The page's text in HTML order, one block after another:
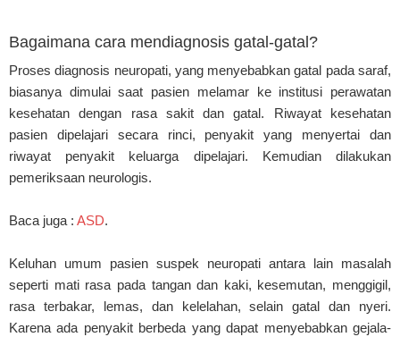
Bagaimana cara mendiagnosis gatal-gatal?
Proses diagnosis neuropati, yang menyebabkan gatal pada saraf,
biasanya dimulai saat pasien melamar ke institusi perawatan
kesehatan dengan rasa sakit dan gatal. Riwayat kesehatan
pasien dipelajari secara rinci, penyakit yang menyertai dan
riwayat penyakit keluarga dipelajari. Kemudian dilakukan
pemeriksaan neurologis.
Baca juga : ASD.
Keluhan umum pasien suspek neuropati antara lain masalah
seperti mati rasa pada tangan dan kaki, kesemutan, menggigil,
rasa terbakar, lemas, dan kelelahan, selain gatal dan nyeri.
Karena ada penyakit berbeda yang dapat menyebabkan gejala-